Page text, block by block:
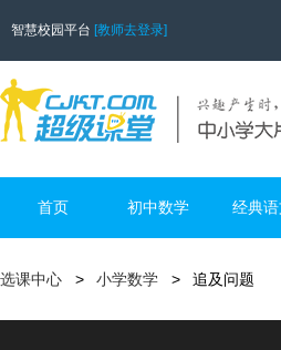
智慧校园平台 [教师去登录]
首页 初中数学 经典语
选课中心 小学数学 追及问题